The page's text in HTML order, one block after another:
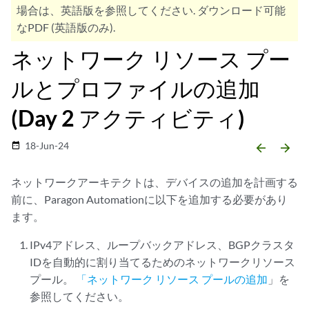
場合は、英語版を参照してください. ダウンロード可能
なPDF (英語版のみ).
ネットワーク リソース プー
ルとプロファイルの追加
(Day 2 アクティビティ)
date_range 18-Jun-24 arrow_backward arrow_forward
ネットワークアーキテクトは、デバイスの追加を計画する
前に、Paragon Automationに以下を追加する必要があり
ます。
IPv4アドレス、ループバックアドレス、BGPクラスタ
IDを自動的に割り当てるためのネットワークリソース
プール。
「ネットワーク リソース プールの追加 」を
参照してください。